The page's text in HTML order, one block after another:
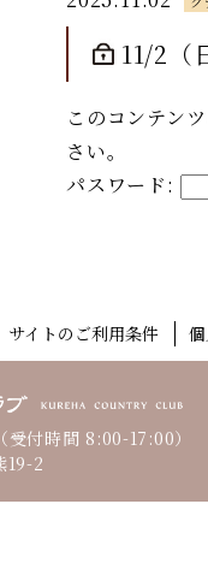
11/2（
このコンテン
さい。
パスワード:
サイトのご利用条件
（受付時間 8:00-17:00）
19-2